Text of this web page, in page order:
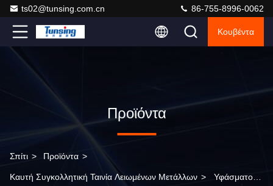
ts02@tunsing.com.cn 86-755-8996-0062
Κουβέντα
Προϊόντα
Σπίτι > Προϊόντα >
Καυτή Συγκολλητική Ταινία Λειωμένων Μετάλλων > Υφάσματος